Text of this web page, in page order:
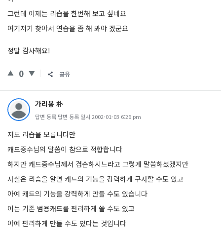
그런데 이제는 리습을 한번해 보고 싶네요
여기저기 찾아서 연습을 좀 해 봐야 겠군요
정말 감사해요!
0 공유
가리봉 朴
답변 등록 답변 등록 일시 2002-01-03 6:26 pm
저도 리습을 모릅니다만
캐드중수님의 말씀이 참으로 적합합니다
하지만 캐드중수님께서 겸손하시느라고 그렇게 말씀하셨겠지만
사실은 리습을 알면 캐드의 기능을 강력하게 구사할 수도 있고
아예 캐드의 기능을 강력하게 만들 수도 있습니다
이는 기존 범용캐드를 편리하게 쓸 수도 있고
아예 편리하게 만들 수도 있다는 것입니다